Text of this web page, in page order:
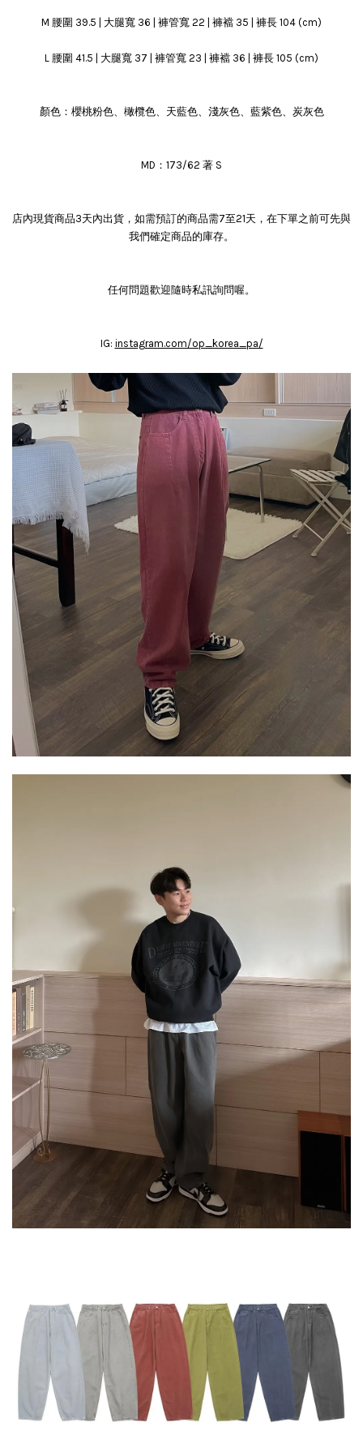
M 腰圍 39.5 | 大腿寬 36 | 褲管寬 22 | 褲襠 35 | 褲長 104 (cm)
L 腰圍 41.5 | 大腿寬 37 | 褲管寬 23 | 褲襠 36 | 褲長 105 (cm)
顏色：櫻桃粉色、橄欖色、天藍色、淺灰色、藍紫色、炭灰色
MD：173/62 著 S
店內現貨商品3天內出貨，如需預訂的商品需7至21天，在下單之前可先與
我們確定商品的庫存。
任何問題歡迎隨時私訊詢問喔。
IG: instagram.com/op_korea_pa/